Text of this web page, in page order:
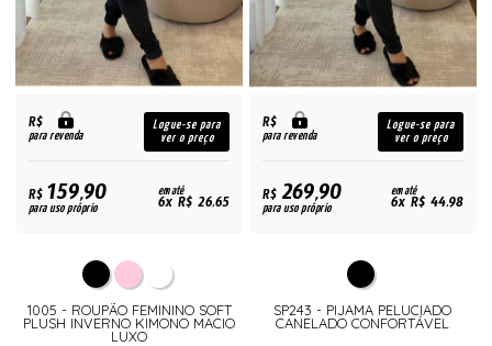
R$
para revenda
Logue-se para
ver o preço
R$159,90
para uso próprio
em até
6x R$ 26,65
1005 - ROUPÃO FEMININO SOFT
PLUSH INVERNO KIMONO MACIO
LUXO
R$
para revenda
Logue-se para
ver o preço
R$269,90
para uso próprio
em até
6x R$ 44,98
SP243 - PIJAMA PELUCIADO
CANELADO CONFORTÁVEL